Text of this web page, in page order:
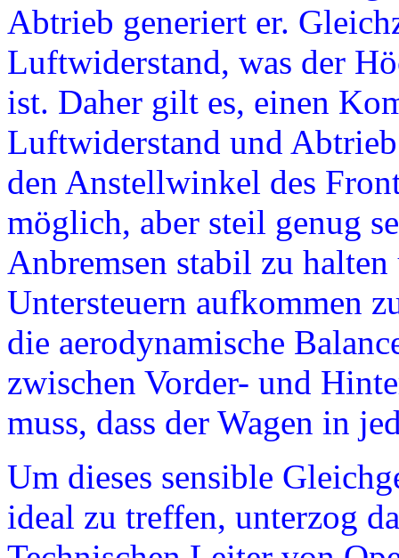
Abtrieb generiert er.
Luftwiderstand, was der
ist. Daher gilt es, einen
Luftwiderstand und
den Anstellwinkel des
möglich, aber steil genug
Anbremsen stabil zu
Untersteuern aufkommen
die aerodynamische
zwischen Vorder- und
muss, dass der Wagen in
Um dieses sensible
ideal zu treffen, unterzog